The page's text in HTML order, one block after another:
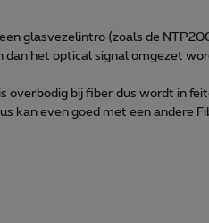
glasvezelintro (zoals de
dan het optical signal omgezet
overbodig bij fiber dus wordt in
kan even goed met een andere